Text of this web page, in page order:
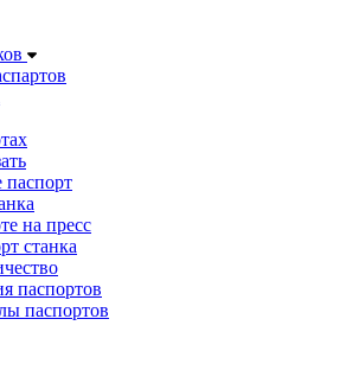
паспорт
на пресс
станка
паспортов
паспортов